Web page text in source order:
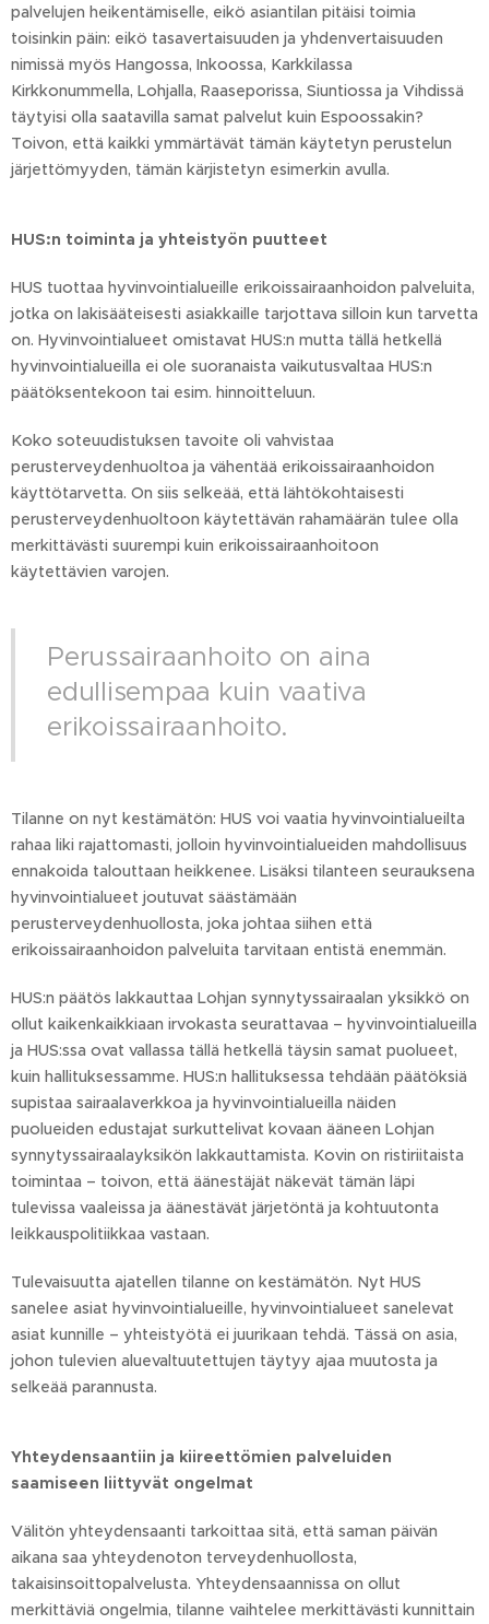
palvelujen heikentämiselle, eikö asiantilan pitäisi toimia
toisinkin päin: eikö tasavertaisuuden ja yhdenvertaisuuden
nimissä myös Hangossa, Inkoossa, Karkkilassa
Kirkkonummella, Lohjalla, Raaseporissa, Siuntiossa ja Vihdissä
täytyisi olla saatavilla samat palvelut kuin Espoossakin?
Toivon, että kaikki ymmärtävät tämän käytetyn perustelun
järjettömyyden, tämän kärjistetyn esimerkin avulla.
HUS:n toiminta ja yhteistyön puutteet
HUS tuottaa hyvinvointialueille erikoissairaanhoidon palveluita,
jotka on lakisääteisesti asiakkaille tarjottava silloin kun tarvetta
on. Hyvinvointialueet omistavat HUS:n mutta tällä hetkellä
hyvinvointialueilla ei ole suoranaista vaikutusvaltaa HUS:n
päätöksentekoon tai esim. hinnoitteluun.
Koko soteuudistuksen tavoite oli vahvistaa
perusterveydenhuoltoa ja vähentää erikoissairaanhoidon
käyttötarvetta. On siis selkeää, että lähtökohtaisesti
perusterveydenhuoltoon käytettävän rahamäärän tulee olla
merkittävästi suurempi kuin erikoissairaanhoitoon
käytettävien varojen.
Perussairaanhoito on aina
edullisempaa kuin vaativa
erikoissairaanhoito.
Tilanne on nyt kestämätön: HUS voi vaatia hyvinvointialueilta
rahaa liki rajattomasti, jolloin hyvinvointialueiden mahdollisuus
ennakoida talouttaan heikkenee. Lisäksi tilanteen seurauksena
hyvinvointialueet joutuvat säästämään
perusterveydenhuollosta, joka johtaa siihen että
erikoissairaanhoidon palveluita tarvitaan entistä enemmän.
HUS:n päätös lakkauttaa Lohjan synnytyssairaalan yksikkö on
ollut kaikenkaikkiaan irvokasta seurattavaa – hyvinvointialueilla
ja HUS:ssa ovat vallassa tällä hetkellä täysin samat puolueet,
kuin hallituksessamme. HUS:n hallituksessa tehdään päätöksiä
supistaa sairaalaverkkoa ja hyvinvointialueilla näiden
puolueiden edustajat surkuttelivat kovaan ääneen Lohjan
synnytyssairaalayksikön lakkauttamista. Kovin on ristiriitaista
toimintaa – toivon, että äänestäjät näkevät tämän läpi
tulevissa vaaleissa ja äänestävät järjetöntä ja kohtuutonta
leikkauspolitiikkaa vastaan.
Tulevaisuutta ajatellen tilanne on kestämätön. Nyt HUS
sanelee asiat hyvinvointialueille, hyvinvointialueet sanelevat
asiat kunnille – yhteistyötä ei juurikaan tehdä. Tässä on asia,
johon tulevien aluevaltuutettujen täytyy ajaa muutosta ja
selkeää parannusta.
Yhteydensaantiin ja kiireettömien palveluiden
saamiseen liittyvät ongelmat
Välitön yhteydensaanti tarkoittaa sitä, että saman päivän
aikana saa yhteydenoton terveydenhuollosta,
takaisinsoittopalvelusta. Yhteydensaannissa on ollut
merkittäviä ongelmia, tilanne vaihtelee merkittävästi kunnittain